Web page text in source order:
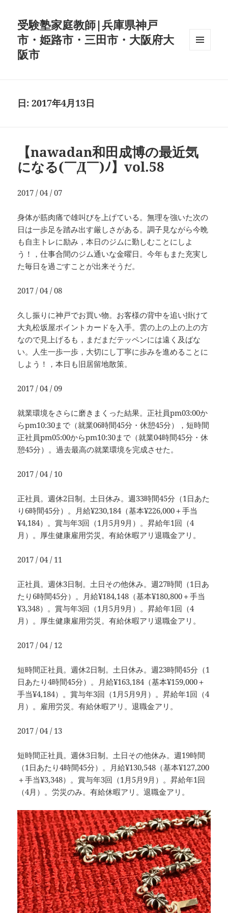
受験塾家庭教師|兵庫県神戸
市・姫路市・三田市・大阪府大
阪市
日:2017年4月13日
【nawadan和田成博の最近気
になる(￣Д￣)ﾉ】vol.58
2017 / 04 / 07
身体が筋肉痛で雄叫びを上げている。無理を強いた次の
日は一歩足を踏み出す厳しさがある。調子見ながら今晩
も自主トレに励み，本日のジムに勤しむことにしよ
う！，仕事合間のジム通いな金曜日。今年もまた充実し
た毎日を過ごすことが出来そうだ。
2017 / 04 / 08
久し振りに神戸でお買い物。お客様の背中を追い掛けて
大丸松坂屋ポイントカードを入手。雲の上の上の上の方
なので見上げるも，まだまだテッペンには遠く及ばな
い。人生一歩一歩，大切にし丁寧に歩みを進めることに
しよう！，本日も旧居留地散策。
2017 / 04 / 09
就業環境をさらに磨きまくった結果。正社員pm03:00か
らpm10:30まで（就業06時間45分・休憩45分），短時間
正社員pm05:00からpm10:30まで（就業04時間45分・休
憩45分）。過去最高の就業環境を完成させた。
2017 / 04 / 10
正社員。週休2日制。土日休み。週33時間45分（1日あた
り6時間45分）。月給¥230,184（基本¥226,000＋手当
¥4,184）。賞与年3回（1月5月9月）。昇給年1回（4
月）。厚生健康雇用労災。有給休暇アリ退職金アリ。
2017 / 04 / 11
正社員。週休3日制。土日その他休み。週27時間（1日あ
たり6時間45分）。月給¥184,148（基本¥180,800＋手当
¥3,348）。賞与年3回（1月5月9月）。昇給年1回（4
月）。厚生健康雇用労災。有給休暇アリ退職金アリ。
2017 / 04 / 12
短時間正社員。週休2日制。土日休み。週23時間45分（1
日あたり4時間45分）。月給¥163,184（基本¥159,000＋
手当¥4,184）。賞与年3回（1月5月9月）。昇給年1回（4
月）。雇用労災。有給休暇アリ。退職金アリ。
2017 / 04 / 13
短時間正社員。週休3日制。土日その他休み。週19時間
（1日あたり4時間45分）。月給¥130,548（基本¥127,200
＋手当¥3,348）。賞与年3回（1月5月9月）。昇給年1回
（4月）。労災のみ。有給休暇アリ。退職金アリ。